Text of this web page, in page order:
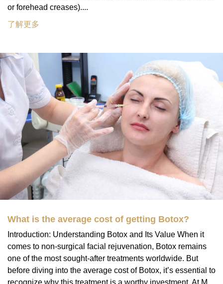
or forehead creases)....
了解更多
What is the average cost of getting Botox?
Introduction: Understanding Botox and Its Value When it
comes to non-surgical facial rejuvenation, Botox remains
one of the most sought-after treatments worldwide. But
before diving into the average cost of Botox, it’s essential to